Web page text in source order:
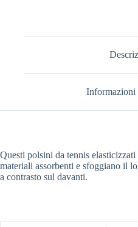
Informazioni
Questi polsini da tennis
materiali assorbenti e sfoggiano il
a contrasto sul davanti.